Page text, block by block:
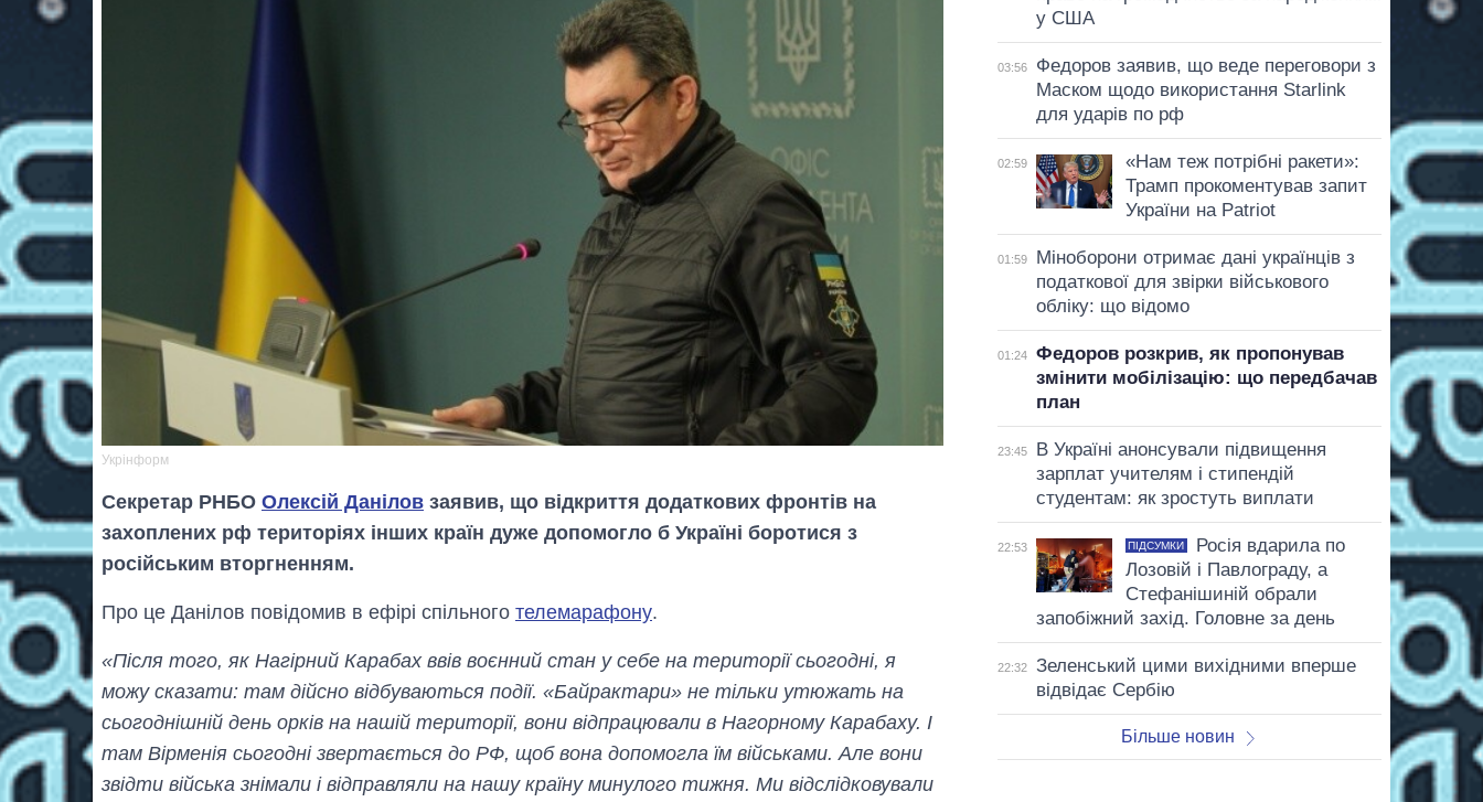
Укрінформ
Секретар РНБО Олексій Данілов заявив, що відкриття додаткових фронтів на
захоплених рф територіях інших країн дуже допомогло б Україні боротися з
російським вторгненням.
Про це Данілов повідомив в ефірі спільного телемарафону.
«Після того, як Нагірний Карабах ввів воєнний стан у себе на території сьогодні, я
можу сказати: там дійсно відбуваються події. «Байрактари» не тільки утюжать на
сьогоднішній день орків на нашій території, вони відпрацювали в Нагорному Карабаху. І
там Вірменія сьогодні звертається до РФ, щоб вона допомогла їм військами. Але вони
звідти війська знімали і відправляли на нашу країну минулого тижня. Ми відслідковували
у США
03:56
Федоров заявив, що веде переговори з
Маском щодо використання Starlink
для ударів по рф
02:59
«Нам теж потрібні ракети»:
Трамп прокоментував запит
України на Patriot
01:59
Міноборони отримає дані українців з
податкової для звірки військового
обліку: що відомо
01:24
Федоров розкрив, як пропонував
змінити мобілізацію: що передбачав
план
23:45
В Україні анонсували підвищення
зарплат учителям і стипендій
студентам: як зростуть виплати
22:53 ПІДСУМКИ
Росія вдарила по
Лозовій і Павлограду, а
Стефанішиній обрали
запобіжний захід. Головне за день
22:32
Зеленський цими вихідними вперше
відвідає Сербію
Більше новин